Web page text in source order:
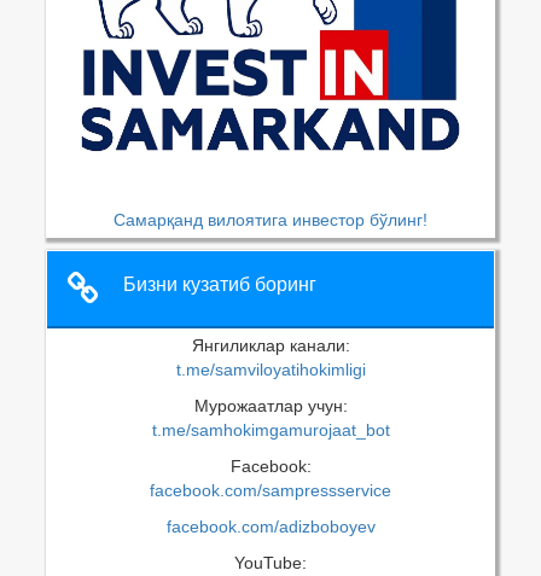
Самарқанд вилоятига инвестор бўлинг!
Бизни кузатиб боринг
Янгиликлар канали:
t.me/samviloyatihokimligi
Мурожаатлар учун:
t.me/samhokimgamurojaat_bot
Facebook:
facebook.com/sampressservice
facebook.com/adizboboyev
YouTube: